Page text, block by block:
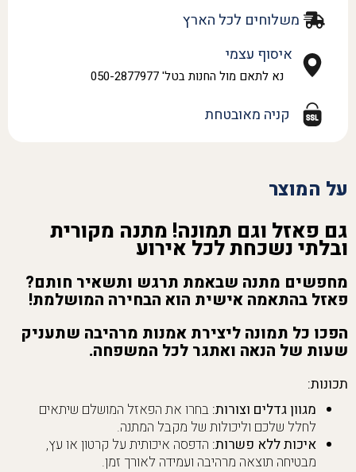
משלוחים לכל הארץ
איסוף עצמי
נא לתאם מול החנות בטל' 050-2877977
קניה מאובטחת
על המוצר
גם פאזל וגם תמונה! מתנה מקורית
ובלתי נשכחת לכל אירוע
מחפשים מתנה שבאמת תרגש ותשאיר חותם?
פאזל בהתאמה אישית הוא הבחירה המושלמת!
הפכו כל תמונה ליצירת אמנות מרהיבה שתעניק
שעות של הנאה ואתגר לכל המשפחה.
תכונות:
מגוון גדלים וצורות: בחרו את הפאזל המושלם שיתאים
לחלל שלכם וליכולות של מקבל המתנה.
איכות ללא פשרות: הדפסה איכותית על קרטון או עץ,
מבטיחה תוצאה מרהיבה ועמידה לאורך זמן.